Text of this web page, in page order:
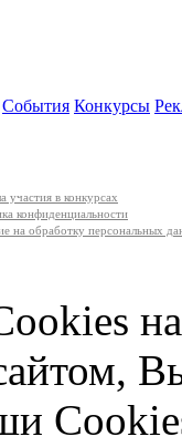
События Конкурсы
участия в конкурсах
конфиденциальности
на обработку персональных